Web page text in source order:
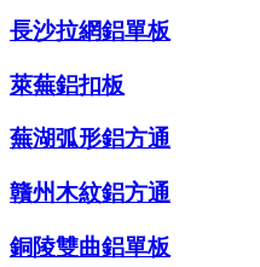
長沙拉網鋁單板
萊蕪鋁扣板
蕪湖弧形鋁方通
贛州木紋鋁方通
銅陵雙曲鋁單板